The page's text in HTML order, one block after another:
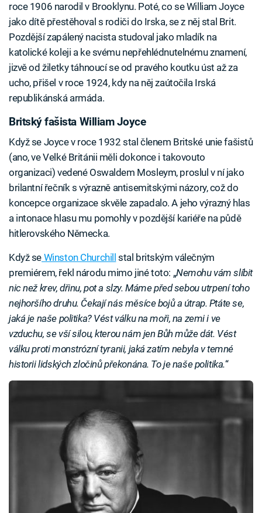
roce 1906 narodil v Brooklynu. Poté, co se William Joyce
jako dítě přestěhoval s rodiči do Irska, se z něj stal Brit.
Pozdější zapálený nacista studoval jako mladík na
katolické koleji a ke svému nepřehlédnutelnému znamení,
jizvě od žiletky táhnoucí se od pravého koutku úst až za
ucho, přišel v roce 1924, kdy na něj zaútočila Irská
republikánská armáda.
Britský fašista William Joyce
Když se Joyce v roce 1932 stal členem Britské unie fašistů
(ano, ve Velké Británii měli dokonce i takovouto
organizaci) vedené Oswaldem Mosleym, proslul v ní jako
brilantní řečník s výrazně antisemitskými názory, což do
koncepce organizace skvěle zapadalo. A jeho výrazný hlas
a intonace hlasu mu pomohly v pozdější kariéře na půdě
hitlerovského Německa.
Když se Winston Churchill stal britským válečným
premiérem, řekl národu mimo jiné toto: „Nemohu vám slíbit
nic než krev, dřinu, pot a slzy. Máme před sebou utrpení toho
nejhoršího druhu. Čekají nás měsíce bojů a útrap. Ptáte se,
jaká je naše politika? Vést válku na moři, na zemi i ve
vzduchu, se vší silou, kterou nám jen Bůh může dát. Vést
válku proti monstrózní tyranii, jaká zatím nebyla v temné
historii lidských zločinů překonána. To je naše politika.“